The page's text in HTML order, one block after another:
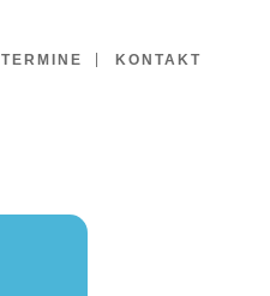
TERMINE KONTAKT